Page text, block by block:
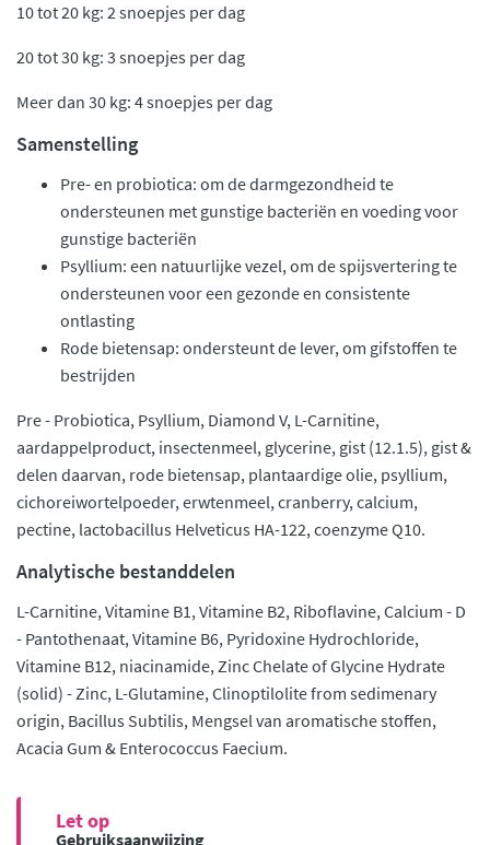
10 tot 20 kg: 2 snoepjes per dag
20 tot 30 kg: 3 snoepjes per dag
Meer dan 30 kg: 4 snoepjes per dag
Samenstelling
Pre- en probiotica: om de darmgezondheid te
ondersteunen met gunstige bacteriën en voeding voor
gunstige bacteriën
Psyllium: een natuurlijke vezel, om de spijsvertering te
ondersteunen voor een gezonde en consistente
ontlasting
Rode bietensap: ondersteunt de lever, om gifstoffen te
bestrijden
Pre - Probiotica, Psyllium, Diamond V, L-Carnitine,
aardappelproduct, insectenmeel, glycerine, gist (12.1.5), gist &
delen daarvan, rode bietensap, plantaardige olie, psyllium,
cichoreiwortelpoeder, erwtenmeel, cranberry, calcium,
pectine, lactobacillus Helveticus HA-122, coenzyme Q10.
Analytische bestanddelen
L-Carnitine, Vitamine B1, Vitamine B2, Riboflavine, Calcium - D
- Pantothenaat, Vitamine B6, Pyridoxine Hydrochloride,
Vitamine B12, niacinamide, Zinc Chelate of Glycine Hydrate
(solid) - Zinc, L-Glutamine, Clinoptilolite from sedimenary
origin, Bacillus Subtilis, Mengsel van aromatische stoffen,
Acacia Gum & Enterococcus Faecium.
Let op
Gebruiksaanwijzing